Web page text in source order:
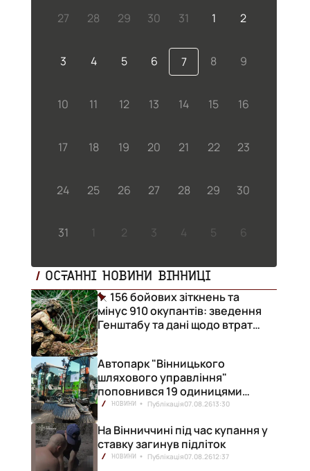
27 28 29 30 31 1 2
3 4 5 6 7 8 9
10 11 12 13 14 15 16
17 18 19 20 21 22 23
24 25 26 27 28 29 30
31 1 2 3 4 5 6
ОСТАННІ НОВИНИ ВІННИЦІ
156 бойових зіткнень та
мінус 910 окупантів: зведення
Генштабу та дані щодо втрат
Автопарк "Вінницького
шляхового управління"
поповнився 19 одиницями
нової техніки
НОВИНИ Публікація07.08.2613:30
На Вінниччині під час купання у
ставку загинув підліток
НОВИНИ Публікація07.08.2612:37